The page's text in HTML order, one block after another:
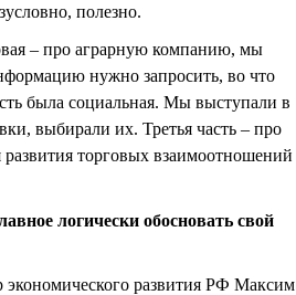
полезно.
– про аграрную компанию, мы
нужно запросить, во что
была социальная. Мы выступали в
выбирали их. Третья часть – про
торговых взаимоотношений
логически обосновать свой
экономического развития РФ Максим